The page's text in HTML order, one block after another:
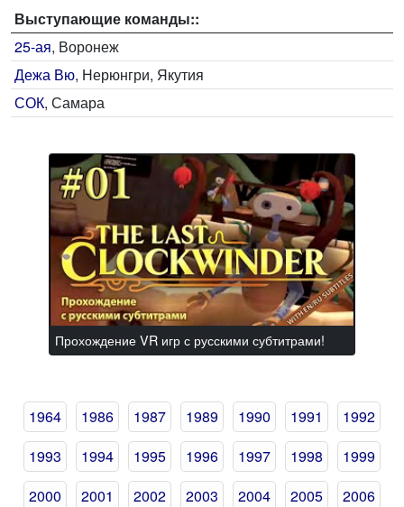
Выступающие команды::
25-ая, Воронеж
Дежа Вю, Нерюнгри, Якутия
СОК, Самара
Прохождение VR игр с русскими субтитрами!
1964 1986 1987 1989 1990 1991
1992
1993
1994 1995 1996 1997 1998
1999
2000
2001 2002 2003 2004 2005
2006